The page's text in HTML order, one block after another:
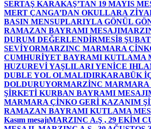
SERTAŞ KARAKAŞ’TAN 19 MAYIS
MERT ÇANGA’DAN OKULLARA
BASIN MENSUPLARIYLA GÖNÜL
RAMAZAN BAYRAMI MESAJI
DURUM DEĞERLENDİRMESİ8
SEVİYORMARZINC MARMARA
CUMHURİYET BAYRAMI KUTLAMA
HUZUREVİ YAŞLILARI YENİCE
DUBLE YOL OLMALIDIRKARABÜK
DOLDURUYORMARZİNC MARMARA
ŞİRKETİ KURBAN BAYRAMI MESAJI
MARMARA ÇİNKO GERİ KAZANIM
RAMAZAN BAYRAMI KUTLAMA
Kasım mesajıMARZINC A.Ş , 29 EKİM